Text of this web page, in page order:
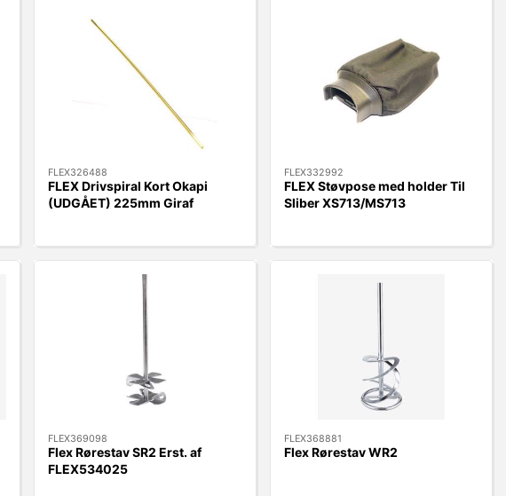
FLEX326488
FLEX Drivspiral Kort Okapi
(UDGÅET) 225mm Giraf
FLEX332992
FLEX Støvpose med holder Til
Sliber XS713/MS713
FLEX369098
Flex Rørestav SR2 Erst. af
FLEX534025
FLEX368881
Flex Rørestav WR2